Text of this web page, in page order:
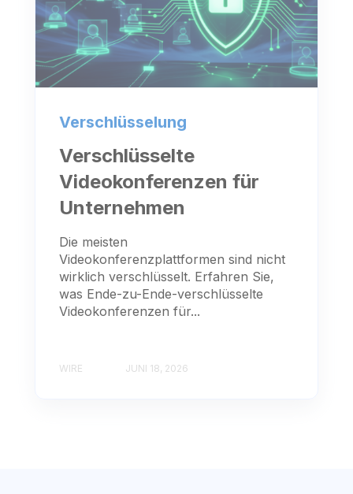
Verschlüsselung
Verschlüsselte
Videokonferenzen für
Unternehmen
Die meisten
Videokonferenzplattformen sind nicht
wirklich verschlüsselt. Erfahren Sie,
was Ende-zu-Ende-verschlüsselte
Videokonferenzen für...
WIRE JUNI 18, 2026